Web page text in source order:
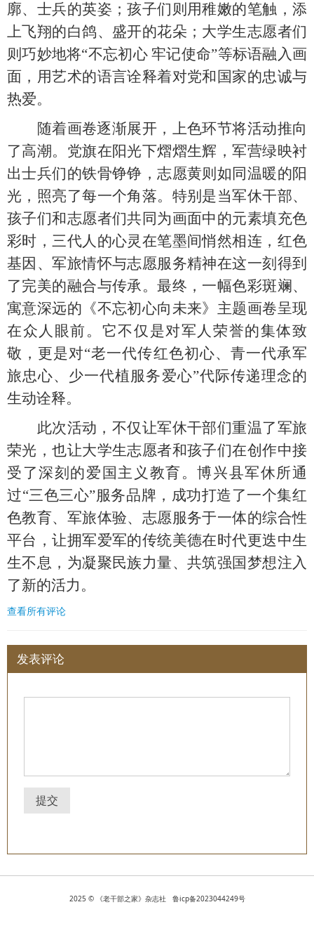
廓、士兵的英姿；孩子们则用稚嫩的笔触，添
上飞翔的白鸽、盛开的花朵；大学生志愿者们
则巧妙地将“不忘初心 牢记使命”等标语融入画
面，用艺术的语言诠释着对党和国家的忠诚与
热爱。
随着画卷逐渐展开，上色环节将活动推向
了高潮。党旗在阳光下熠熠生辉，军营绿映衬
出士兵们的铁骨铮铮，志愿黄则如同温暖的阳
光，照亮了每一个角落。特别是当军休干部、
孩子们和志愿者们共同为画面中的元素填充色
彩时，三代人的心灵在笔墨间悄然相连，红色
基因、军旅情怀与志愿服务精神在这一刻得到
了完美的融合与传承。最终，一幅色彩斑斓、
寓意深远的《不忘初心向未来》主题画卷呈现
在众人眼前。它不仅是对军人荣誉的集体致
敬，更是对“老一代传红色初心、青一代承军
旅忠心、少一代植服务爱心”代际传递理念的
生动诠释。
此次活动，不仅让军休干部们重温了军旅
荣光，也让大学生志愿者和孩子们在创作中接
受了深刻的爱国主义教育。博兴县军休所通
过“三色三心”服务品牌，成功打造了一个集红
色教育、军旅体验、志愿服务于一体的综合性
平台，让拥军爱军的传统美德在时代更迭中生
生不息，为凝聚民族力量、共筑强国梦想注入
了新的活力。
查看所有评论
发表评论
提交
2025 © 《老干部之家》杂志社 鲁icp备2023044249号